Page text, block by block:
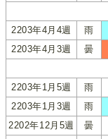
2203年4月4週 雨
2203年4月3週
曇
2203年1月5週 雨
2203年1月3週
雨
2202年12月5週
曇